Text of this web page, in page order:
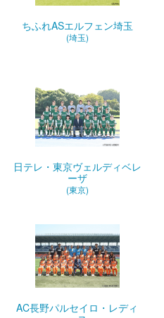
ちふれASエルフェン埼玉
(埼玉)
日テレ・東京ヴェルディベレ
ーザ
(東京)
AC長野パルセイロ・レディ